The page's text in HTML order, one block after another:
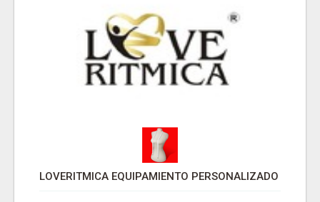
LOVERITMICA EQUIPAMIENTO PERSONALIZADO